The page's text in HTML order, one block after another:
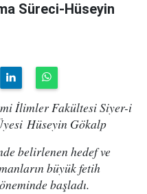
Süreci-Hüseyin
İlimler Fakültesi Siyer-i
Hüseyin Gökalp
belirlenen hedef ve
büyük fetih
başladı.